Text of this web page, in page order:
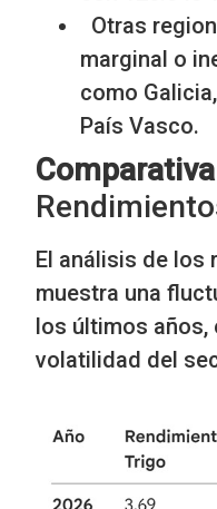
Otras
marginal o
como
País Vasco.
El análisis de los
muestra una
los últimos años,
volatilidad del